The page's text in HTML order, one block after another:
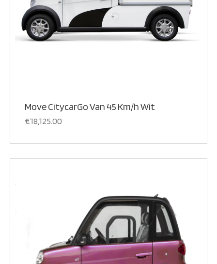
Move CitycarGo Van 45 Km/h Wit
€18,125.00